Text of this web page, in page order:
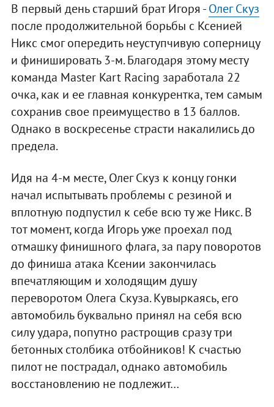
В первый день старший брат Игоря -Олег Скуз
после продолжительной борьбы с Ксенией
Никс смог опередить неуступчивую соперницу
и финишировать 3-м. Благодаря этому месту
команда Master Kart Racing заработала 22
очка, как и ее главная конкурентка, тем самым
сохранив свое преимущество в 13 баллов.
Однако в воскресенье страсти накалились до
предела.
Идя на 4-м месте, Олег Скуз к концу гонки
начал испытывать проблемы с резиной и
вплотную подпустил к себе всю ту же Никс. В
тот момент, когда Игорь уже проехал под
отмашку финишного флага, за пару поворотов
до финиша атака Ксении закончилась
впечатляющим и холодящим душу
переворотом Олега Скуза. Кувыркаясь, его
автомобиль буквально принял на себя всю
силу удара, попутно растрощив сразу три
бетонных столбика отбойников! К счастью
пилот не пострадал, однако автомобиль
восстановлению не подлежит…